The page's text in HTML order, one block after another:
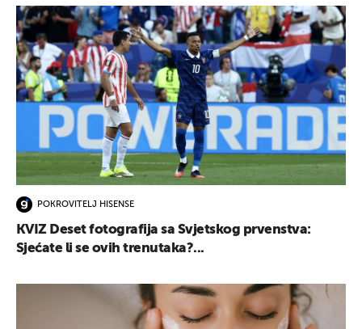
POKROVITELJ HISENSE
KVIZ Deset fotografija sa Svjetskog prvenstva:
Sjećate li se ovih trenutaka?...